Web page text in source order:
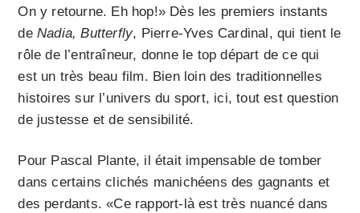
On y retourne. Eh hop!» Dès les premiers instants
deNadia, Butterfly, Pierre-Yves Cardinal, qui tient le
rôle de l’entraîneur, donne le top départ de ce qui
est un très beau film. Bien loin des traditionnelles
histoires sur l’univers du sport, ici, tout est question
de justesse et de sensibilité.
Pour Pascal Plante, il était impensable de tomber
dans certains clichés manichéens des gagnants et
des perdants. «Ce rapport-là est très nuancé dans